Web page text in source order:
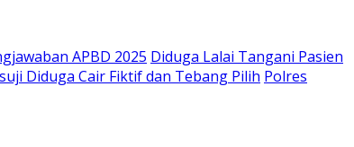
APBD 2025 Diduga Lalai Tangani Pasien
Diduga Cair Fiktif dan Tebang Pilih Polres